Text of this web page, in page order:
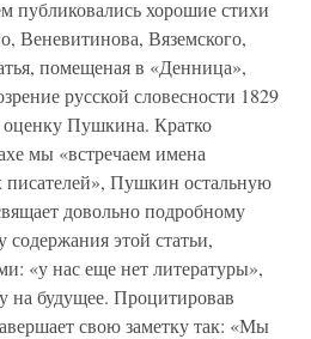
публиковались хорошие стихи
Веневитинова, Вяземского,
помещеная в «Денница»,
русской словесности 1829
Пушкина. Кратко
мы «встречаем имена
Пушкин остальную
довольно подробному
содержания этой статьи,
«у нас еще нет литературы»,
будущее. Процитировав
свою заметку так: «Мы